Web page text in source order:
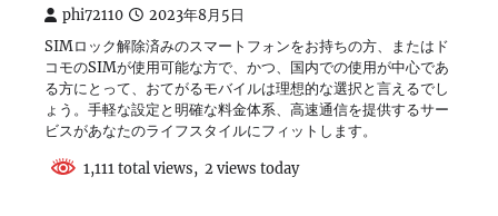
phi72110 2023年8月5日
SIMロック解除済みのスマートフォンをお持ちの方、またはド
コモのSIMが使用可能な方で、かつ、国内での使用が中心であ
る方にとって、おてがるモバイルは理想的な選択と言えるでし
ょう。手軽な設定と明確な料金体系、高速通信を提供するサー
ビスがあなたのライフスタイルにフィットします。
1,111 total views, 2 views today